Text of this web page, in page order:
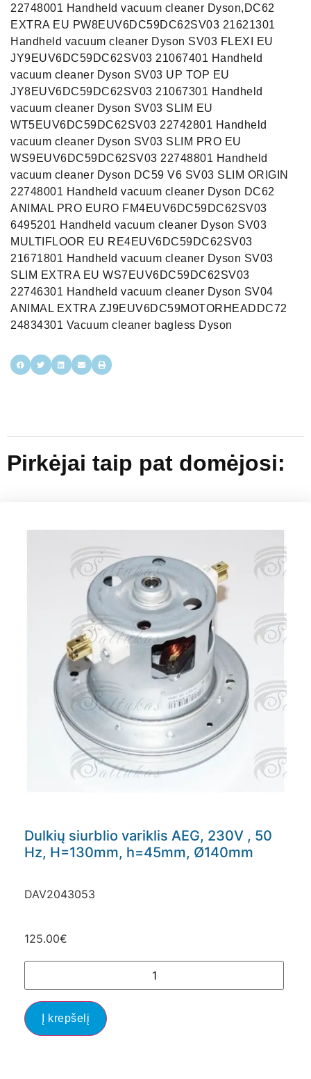
22748001 Handheld vacuum cleaner Dyson,DC62
EXTRA EU PW8EUV6DC59DC62SV03 21621301
Handheld vacuum cleaner Dyson SV03 FLEXI EU
JY9EUV6DC59DC62SV03 21067401 Handheld
vacuum cleaner Dyson SV03 UP TOP EU
JY8EUV6DC59DC62SV03 21067301 Handheld
vacuum cleaner Dyson SV03 SLIM EU
WT5EUV6DC59DC62SV03 22742801 Handheld
vacuum cleaner Dyson SV03 SLIM PRO EU
WS9EUV6DC59DC62SV03 22748801 Handheld
vacuum cleaner Dyson DC59 V6 SV03 SLIM ORIGIN
22748001 Handheld vacuum cleaner Dyson DC62
ANIMAL PRO EURO FM4EUV6DC59DC62SV03
6495201 Handheld vacuum cleaner Dyson SV03
MULTIFLOOR EU RE4EUV6DC59DC62SV03
21671801 Handheld vacuum cleaner Dyson SV03
SLIM EXTRA EU WS7EUV6DC59DC62SV03
22746301 Handheld vacuum cleaner Dyson SV04
ANIMAL EXTRA ZJ9EUV6DC59MOTORHEADDC72
24834301 Vacuum cleaner bagless Dyson
Pirkėjai taip pat domėjosi:
Dulkių siurblio variklis AEG, 230V , 50
Hz, H=130mm, h=45mm, Ø140mm
DAV2043053
125.00€
Į krepšelį